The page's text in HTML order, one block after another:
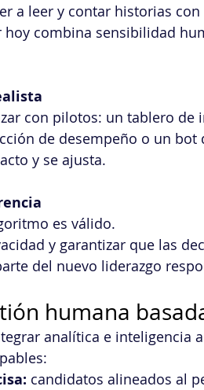
a leer y contar historias con
hoy combina sensibilidad
con pilotos: un tablero de
de desempeño o un bot
y se ajusta.
es válido.
y garantizar que las
del nuevo liderazgo
humana
analítica e inteligencia
candidatos alineados al